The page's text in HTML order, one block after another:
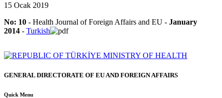
15 Ocak 2019
No: 10 - Health Journal of Foreign Affairs and EU - January
2014 - Turkish
GENERAL DIRECTORATE OF EU AND FOREIGN AFFAIRS
Quick Menu